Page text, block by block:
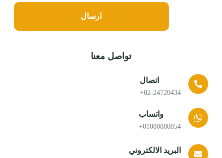
ارسال
تواصل معنا
اتصال
02-24720434+
واتساب
01080880854+
البريد الالكتروني